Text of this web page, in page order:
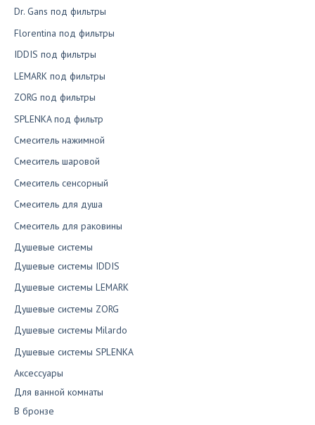
Dr. Gans под фильтры
Florentina под фильтры
IDDIS под фильтры
LEMARK под фильтры
ZORG под фильтры
SPLENKA под фильтр
Смеситель нажимной
Смеситель шаровой
Смеситель сенсорный
Смеситель для душа
Смеситель для раковины
Душевые системы
Душевые системы IDDIS
Душевые системы LEMARK
Душевые системы ZORG
Душевые системы Milardo
Душевые системы SPLENKA
Аксессуары
Для ванной комнаты
В бронзе